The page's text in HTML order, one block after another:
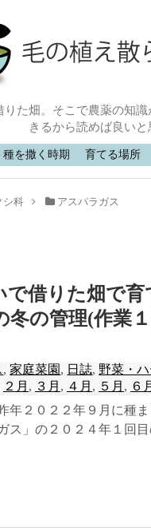
た畑。そこで農薬の知
きるから読めば良いと
を撒く時期 育てる場所
シ科 アスパラガス
借りた畑で育
の管理(作業１
,家庭菜園 , 日誌, 野菜・
２月 , ３月 , ４月 , ５月 , ６
年２０２２年９月に種
ス」の２０２４年１回